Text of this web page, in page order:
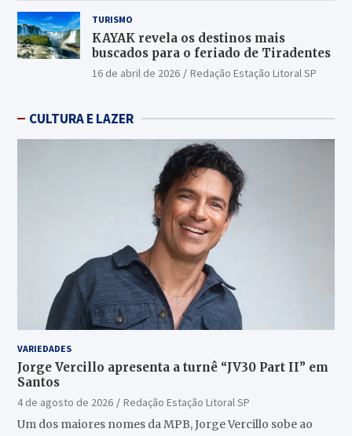
TURISMO
KAYAK revela os destinos mais
buscados para o feriado de Tiradentes
16 de abril de 2026 Redação Estação Litoral SP
CULTURA E LAZER
VARIEDADES
Jorge Vercillo apresenta a turnê “JV30 Part II” em
Santos
4 de agosto de 2026
Redação Estação Litoral SP
Um dos maiores nomes da MPB, Jorge Vercillo sobe ao